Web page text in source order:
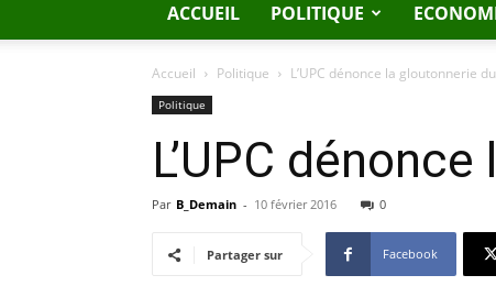
ACCUEIL POLITIQUE
Accueil Politique L’UPC dénonce la gloutonnerie
Politique
L’UPC
Par B_Demain - 10 février 2016 0
Partager sur Facebook